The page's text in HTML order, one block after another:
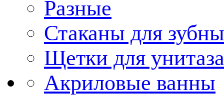
Разные
Стаканы для
Щетки для унитаза
Акриловые ванны